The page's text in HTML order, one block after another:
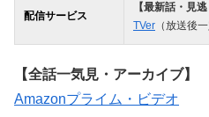
配信サービス
【最新話・見逃
TVer （放送後
【全話一気見・アーカイブ】
Amazonプライム・ビデオ